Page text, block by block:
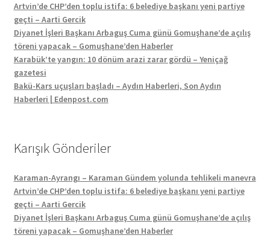
Artvin’de CHP’den toplu istifa: 6 belediye başkanı yeni partiye
geçti – Aarti Gercik
Diyanet İşleri Başkanı Arbaguş Cuma günü Gomuşhane’de açılış
töreni yapacak – Gomuşhane’den Haberler
Karabük’te yangın: 10 dönüm arazi zarar gördü – Yeniçağ
gazetesi
Bakü-Kars uçuşları başladı – Aydın Haberleri, Son Aydın
Haberleri | Edenpost.com
Karışık Gönderiler
Karaman-Ayrangı – Karaman Gündem yolunda tehlikeli manevra
Artvin’de CHP’den toplu istifa: 6 belediye başkanı yeni partiye
geçti – Aarti Gercik
Diyanet İşleri Başkanı Arbaguş Cuma günü Gomuşhane’de açılış
töreni yapacak – Gomuşhane’den Haberler